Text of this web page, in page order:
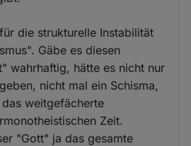
die strukturelle Instabilität
Gäbe es diesen
wahrhaftig, hätte es nicht nur
nicht mal ein Schisma,
weitgefächerte
Zeit.
"Gott" ja das gesamte